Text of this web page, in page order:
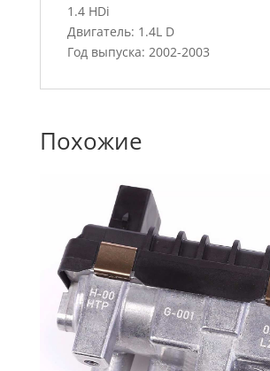
1.4 HDi
Двигатель: 1.4L D
Год выпуска: 2002-2003
Похожие